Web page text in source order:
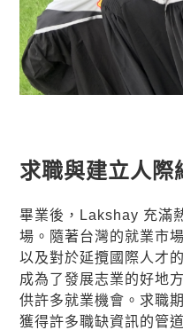
求職與建立人際
畢業後，Lakshay 充滿
場。隨著台灣的就業市
以及對於延攬國際人才
成為了發展志業的好地
供許多就業機會。求職
獲得許多職缺資訊的管